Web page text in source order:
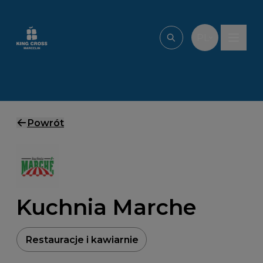
Wpisz, czego
Powrót
Kuchnia Marche
Restauracje i kawiarnie